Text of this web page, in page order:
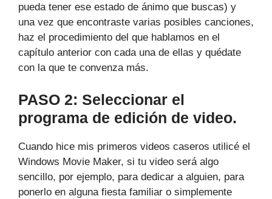
pueda tener ese estado de ánimo que buscas) y
una vez que encontraste varias posibles canciones,
haz el procedimiento del que hablamos en el
capítulo anterior con cada una de ellas y quédate
con la que te convenza más.
PASO 2: Seleccionar el
programa de edición de video.
Cuando hice mis primeros videos caseros utilicé el
Windows Movie Maker, si tu video será algo
sencillo, por ejemplo, para dedicar a alguien, para
ponerlo en alguna fiesta familiar o simplemente